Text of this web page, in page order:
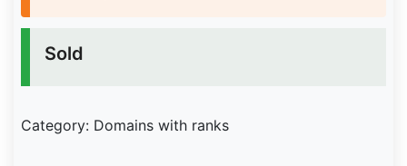
Sold
Category: Domains with ranks